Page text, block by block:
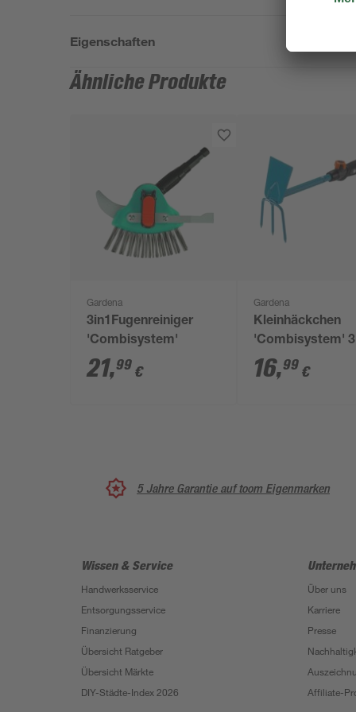
Eigenschaften
Ähnliche Produkte
Gardena
3in1Fugenreiniger
'Combisystem'
21,99 €
Gardena
Kleinhäckchen
'Combisystem' 3
Zinken inkl. Griff
16,99 €
5 Jahre Garantie auf toom Eigenmarken
Wissen & Service
Handwerksservice
Entsorgungsservice
Finanzierung
Übersicht Ratgeber
Übersicht Märkte
DIY-Städte-Index 2026
Über uns
Karriere
Presse
Affiliate-